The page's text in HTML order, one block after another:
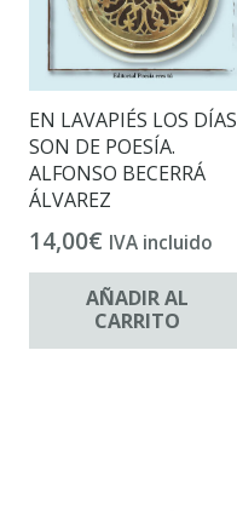
EN LAVAPIÉS LOS DÍAS
SON DE POESÍA.
ALFONSO BECERRÁ
ÁLVAREZ
14,00€ IVA incluido
AÑADIR AL
CARRITO